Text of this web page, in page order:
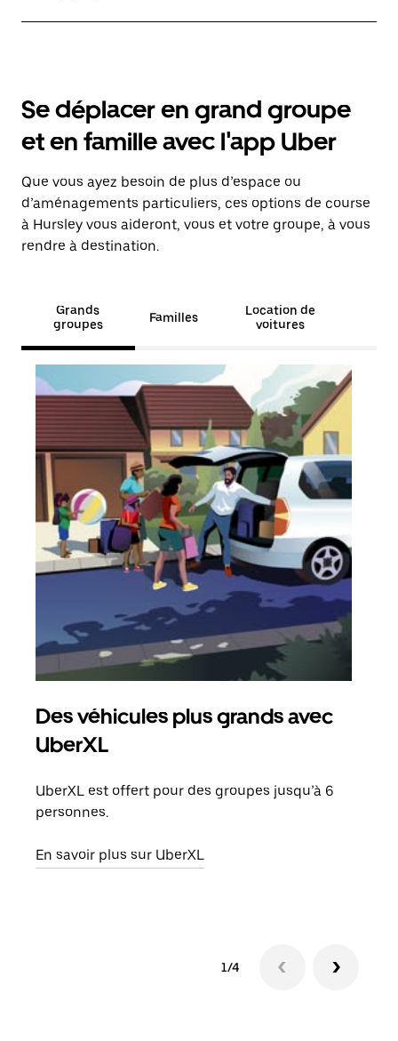
Se déplacer en grand groupe
et en famille avec l'app Uber
Que vous ayez besoin de plus d’espace ou
d’aménagements particuliers, ces options de course
à Hursley vous aideront, vous et votre groupe, à vous
rendre à destination.
Grands
groupes
Familles
Location de
voitures
Des véhicules plus grands avec
UberXL
UberXL est offert pour des groupes jusqu’à 6
personnes.
En savoir plus sur UberXL
1/4